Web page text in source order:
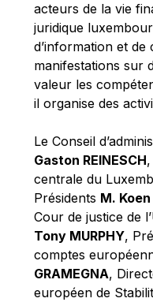
Mireille
Nobuo
Otmar Issing
Paolo
Paschal
Pat Cox
Patrizia Nanz
Philippe
Pierre
Richard Pelly
Robert
Robert
acteurs de la vie
juridique
d’information et de
manifestations sur
valeur les
il organise des
Le Conseil
Gaston REINESCH
centrale du
Présidents M. Koen
Cour de justice de
Tony MURPHY,
comptes
GRAMEGNA,
européen de